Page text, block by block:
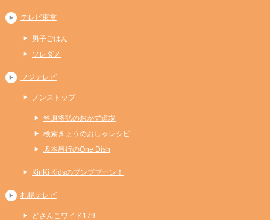
テレビ東京
男子ごはん
ソレダメ
フジテレビ
ノンストップ
笠原将弘のおかず道場
検索きょうのおしゃレシピ
坂本昌行のOne Dish
KinKi Kidsのブンブブーン！
札幌テレビ
どさんこワイド179